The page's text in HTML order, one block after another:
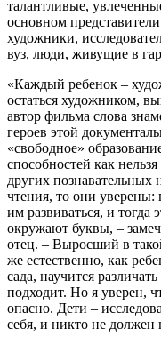
талантливые,
основном
художники,
вуз, люди, живущие в
«Каждый ребенок –
остаться художником,
автор фильма слова
героев этой
«свободное»
способностей как
других познавательных
чтения, то они уверены:
им развиваться, и
окружают буквы, –
отец. – Выросший в
же естественно, как
сада, научится
подходит. Но я уверен,
опасно. Дети –
себя, и никто не должен